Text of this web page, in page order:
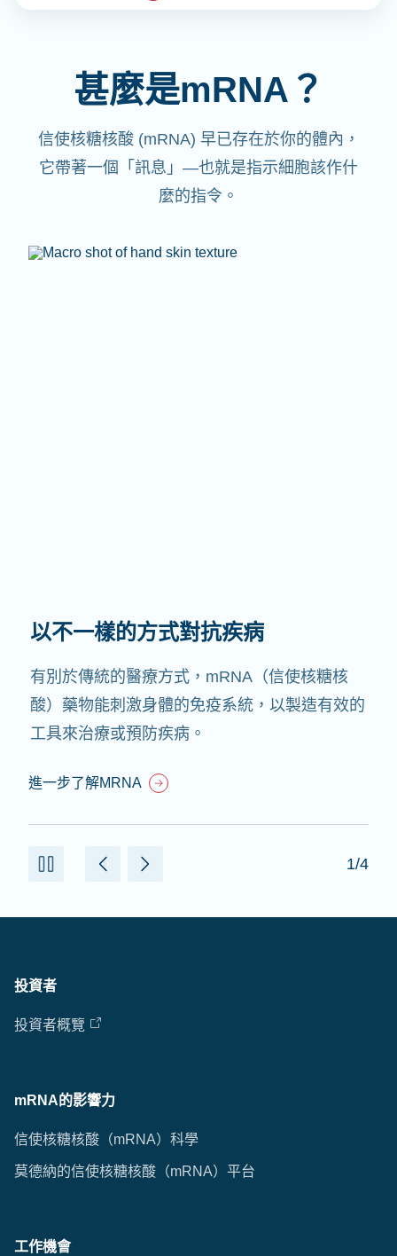
甚麼是mRNA？
信使核糖核酸 (mRNA) 早已存在於你的體內，
它帶著一個「訊息」—也就是指示細胞該作什
麼的指令。
以不一樣的方式對抗疾病
有別於傳統的醫療方式，mRNA（信使核糖核
酸）藥物能刺激身體的免疫系統，以製造有效的
工具來治療或預防疾病。
進一步了解MRNA
1/4
投資者
投資者概覽
mRNA的影響力
信使核糖核酸（mRNA）科學
莫德納的信使核糖核酸（mRNA）平台
工作機會